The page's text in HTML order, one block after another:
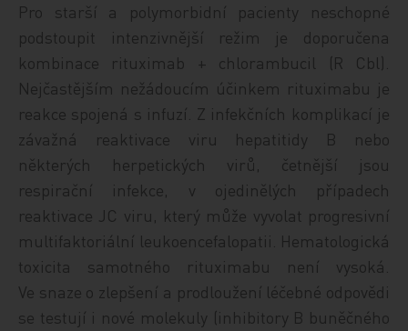
Pro starší a polymorbidní pacienty neschopné
podstoupit intenzivnější režim je doporučena
kombinace rituximab + chlor­ambucil (R Cbl).
Nejčastějším nežádoucím účinkem rituximabu je
reakce spojená s infuzí. Z infekčních komplikací je
závažná reaktivace viru hepatitidy B nebo
některých herpetických virů, četnější jsou
respirační infekce, v ojedinělých případech
reaktivace JC viru, který může vyvolat progresivní
multifaktoriální leukoencefalopatii. Hematologická
toxicita samotného rituximabu není vysoká.
Ve snaze o zlepšení a prodloužení léčebné odpovědi
se testují i nové molekuly (inhibitory B buněčného